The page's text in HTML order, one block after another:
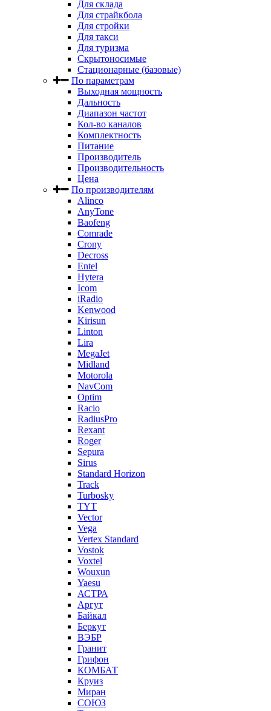
Для склада
Для страйкбола
Для стройки
Для такси
Для туризма
Скрытоносимые
Стационарные (базовые)
По параметрам
Выходная мощность
Дальность
Диапазон частот
Кол-во каналов
Комплектность
Питание
Производитель
Производительность
Цена
По производителям
Alinco
AnyTone
Baofeng
Comrade
Crony
Decross
Entel
Hytera
Icom
iRadio
Kenwood
Kirisun
Linton
Lira
MegaJet
Midland
Motorola
NavCom
Optim
Racio
RadiusPro
Rexant
Roger
Sepura
Sirus
Standard Horizon
Track
Turbosky
TYT
Vector
Vega
Vertex Standard
Vostok
Voxtel
Wouxun
Yaesu
АСТРА
Аргут
Байкал
Беркут
ВЭБР
Гранит
Грифон
КОМБАТ
Круиз
Миран
СОЮЗ